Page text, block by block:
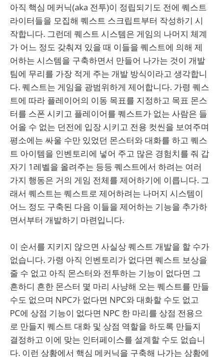
아직 핵심 메커닉(aka 전투)이 정립되기도 전에 퀘스트
라이터들을 모집해 퀘스트 스크립트부터 작성하기 시
작합니다. 그런데 퀘스트 시스템은 게임의 나머지 체계
가 어느 정도 갖춰져 있을 때 이들을 퀘스트에 의해 제
어하는 시스템을 구축하면서 만들어 나가는 것이 개발
팀에 무리를 가장 적게 주는 개발 방식이라고 생각합니
다. 퀘스트는 게임을 광범위하게 제어합니다. 가령 퀘스
트에 따라 플레이어의 이동 목표를 지정하고 목표 몬스
터를 스폰 시키고 플레이어를 퀘스트가 없는 사람은 들
어올 수 없는 던전에 입장 시키고 전용 컷씬을 보여주며
평소에는 싸울 수만 있었던 몬스터와 대화를 하고 퀘스
트 아이템을 인벤토리에 넣어 주고 많은 경험치를 줘 갑
자기 1레벨을 올려주는 등등 퀘스트에서 하려는 여러
가지 행동은 거의 게임 전체를 제어하기에 이릅니다. 그
래서 퀘스트는 퀘스트로 제어하려는 나머지 시스템이
어느 정도 구축된 다음 이들을 제어하는 기능을 추가하
면서부터 개발하기 마련입니다.
이 순서를 지키지 않으면 사실상 퀘스트 개발을 할 수가
없습니다. 가령 아직 인벤토리가 없다면 퀘스트 보상을
줄 수 없고 아직 몬스터와 전투하는 기능이 없다면 그
흔하디 흔한 몬스터 몇 마리 사냥해 오는 퀘스트를 만들
수도 없으며 NPC가 없다면 NPC와 대화할 수도 없고
PC에 상점 기능이 없다면 NPC 한 마리를 상점 전용으
로 만들지 퀘스트 대화 및 상점 역할을 하도록 만들지
결정하고 이에 맞는 인터페이스를 설계할 수도 없습니
다. 이런 상황에서 핵심 메커닉을 구축해 나가는 상황에